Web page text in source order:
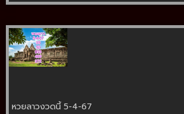
หวยลาวงวดนี้ 5-4-67